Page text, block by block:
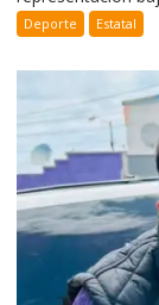
Deporte Estatal